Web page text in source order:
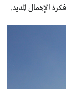
الإهمال المديد.